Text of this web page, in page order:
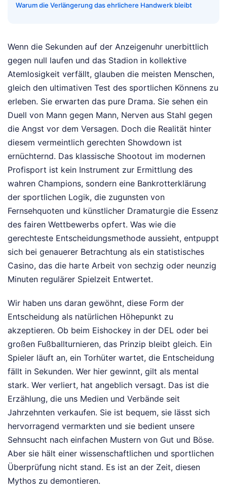
Warum die Verlängerung das ehrlichere Handwerk bleibt
Wenn die Sekunden auf der Anzeigenuhr unerbittlich
gegen null laufen und das Stadion in kollektive
Atemlosigkeit verfällt, glauben die meisten Menschen,
gleich den ultimativen Test des sportlichen Könnens zu
erleben. Sie erwarten das pure Drama. Sie sehen ein
Duell von Mann gegen Mann, Nerven aus Stahl gegen
die Angst vor dem Versagen. Doch die Realität hinter
diesem vermeintlich gerechten Showdown ist
ernüchternd. Das klassische Shootout im modernen
Profisport ist kein Instrument zur Ermittlung des
wahren Champions, sondern eine Bankrotterklärung
der sportlichen Logik, die zugunsten von
Fernsehquoten und künstlicher Dramaturgie die Essenz
des fairen Wettbewerbs opfert. Was wie die
gerechteste Entscheidungsmethode aussieht, entpuppt
sich bei genauerer Betrachtung als ein statistisches
Casino, das die harte Arbeit von sechzig oder neunzig
Minuten regulärer Spielzeit Entwertet.
Wir haben uns daran gewöhnt, diese Form der
Entscheidung als natürlichen Höhepunkt zu
akzeptieren. Ob beim Eishockey in der DEL oder bei
großen Fußballturnieren, das Prinzip bleibt gleich. Ein
Spieler läuft an, ein Torhüter wartet, die Entscheidung
fällt in Sekunden. Wer hier gewinnt, gilt als mental
stark. Wer verliert, hat angeblich versagt. Das ist die
Erzählung, die uns Medien und Verbände seit
Jahrzehnten verkaufen. Sie ist bequem, sie lässt sich
hervorragend vermarkten und sie bedient unsere
Sehnsucht nach einfachen Mustern von Gut und Böse.
Aber sie hält einer wissenschaftlichen und sportlichen
Überprüfung nicht stand. Es ist an der Zeit, diesen
Mythos zu demontieren.